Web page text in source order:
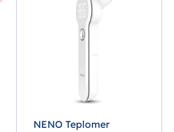
NENO Teplomer